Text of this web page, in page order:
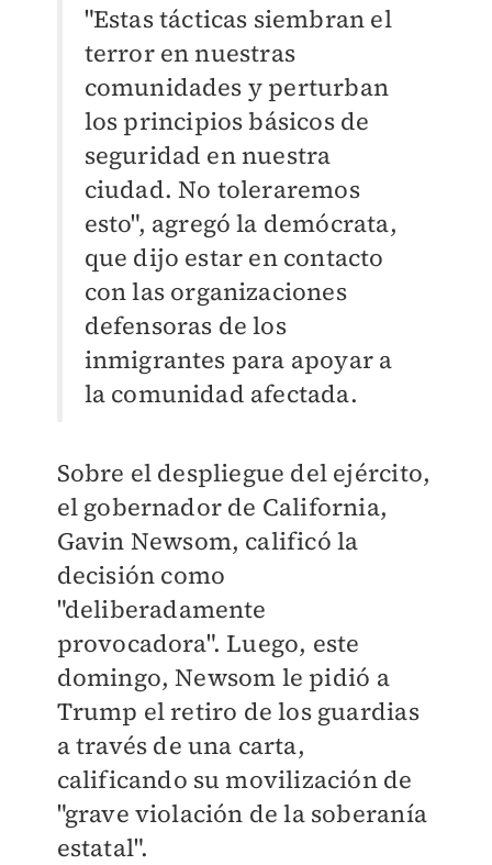
"Estas tácticas siembran el
terror en nuestras
comunidades y perturban
los principios básicos de
seguridad en nuestra
ciudad. No toleraremos
esto", agregó la demócrata,
que dijo estar en contacto
con las organizaciones
defensoras de los
inmigrantes para apoyar a
la comunidad afectada.
Sobre el despliegue del ejército,
el gobernador de California,
Gavin Newsom, calificó la
decisión como
"deliberadamente
provocadora". Luego, este
domingo, Newsom le pidió a
Trump el retiro de los guardias
a través de una carta,
calificando su movilización de
"grave violación de la soberanía
estatal".